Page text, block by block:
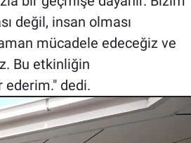
değil, insan olması
mücadele edeceğiz ve
Bu etkinliğin
dedi.